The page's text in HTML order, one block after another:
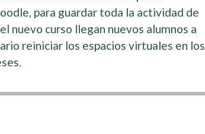
para guardar toda la actividad de
nuevo curso llegan nuevos alumnos a
reiniciar los espacios virtuales en los